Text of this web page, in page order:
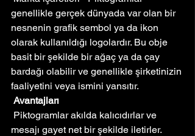
genellikle gerçek dünyada var olan bir
nesnenin grafik sembol ya da ikon
olarak kullanıldığı logolardır. Bu obje
basit bir şekilde bir ağaç ya da çay
bardağı olabilir ve genellikle şirketinizin
faaliyetini veya ismini yansıtır.
Avantajları
mesajı gayet net bir şekilde iletirler.